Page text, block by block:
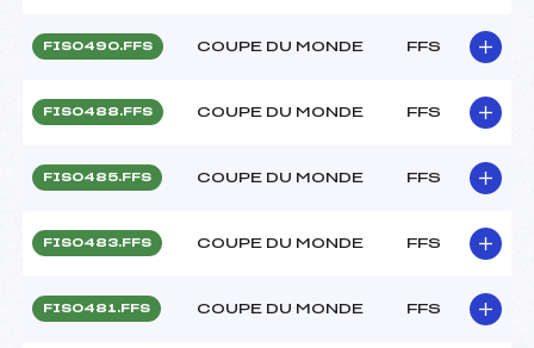
FIS0490.FFS COUPE DU MONDE FFS
FIS0488.FFS COUPE DU MONDE FFS
FIS0485.FFS COUPE DU MONDE FFS
FIS0483.FFS COUPE DU MONDE FFS
FIS0481.FFS COUPE DU MONDE FFS